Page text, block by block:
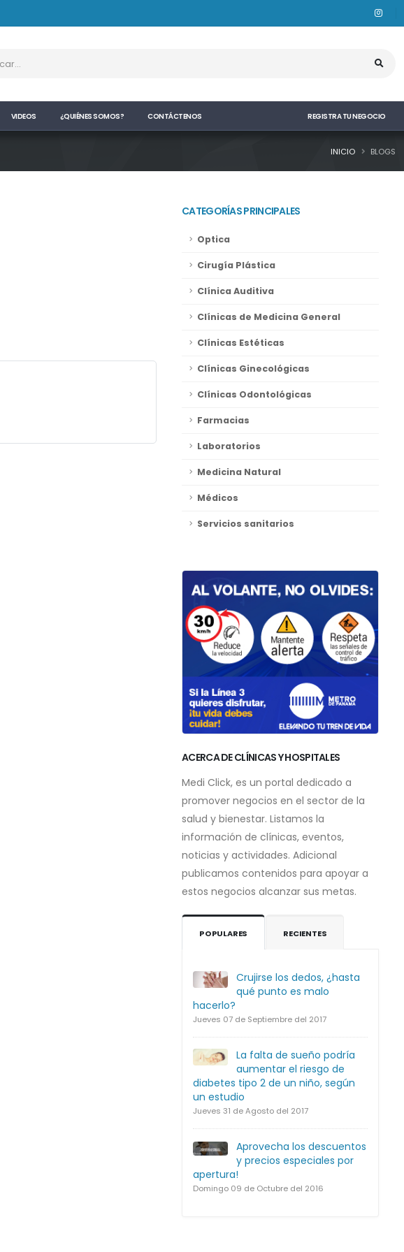
VIDEOS ¿QUIÉNES SOMOS? CONTÁCTENOS REGISTRA TU NEGOCIO
INICIO BLOGS
CATEGORÍAS PRINCIPALES
Optica
Cirugía Plástica
Clínica Auditiva
Clínicas de Medicina General
Clínicas Estéticas
Clínicas Ginecológicas
Clínicas Odontológicas
Farmacias
Laboratorios
Medicina Natural
Médicos
Servicios sanitarios
ACERCA DE CLÍNICAS Y HOSPITALES
Medi Click, es un portal dedicado a
promover negocios en el sector de la
salud y bienestar. Listamos la
información de clínicas, eventos,
noticias y actividades. Adicional
publicamos contenidos para apoyar a
estos negocios alcanzar sus metas.
POPULARES RECIENTES
Crujirse los dedos, ¿hasta
qué punto es malo
hacerlo?
Jueves 07 de Septiembre del 2017
La falta de sueño podría
aumentar el riesgo de
diabetes tipo 2 de un niño, según
un estudio
Jueves 31 de Agosto del 2017
Aprovecha los descuentos
y precios especiales por
apertura!
Domingo 09 de Octubre del 2016